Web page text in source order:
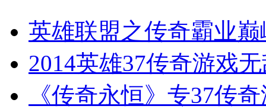
英雄联盟之传奇霸业
2014英雄37传奇游戏
《传奇永恒》专37传